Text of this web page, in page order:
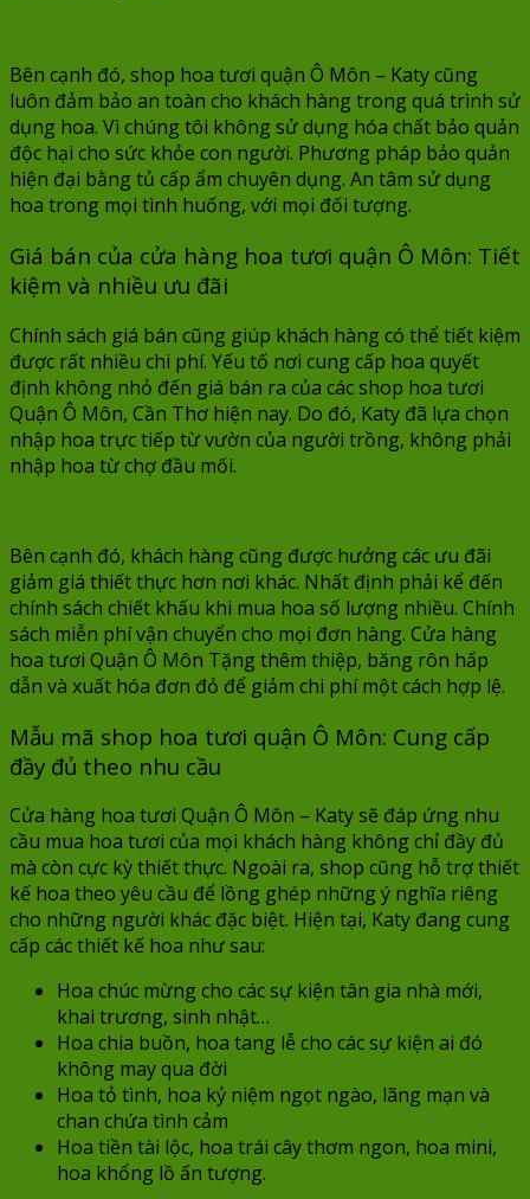
Bên cạnh đó, shop hoa tươi quận Ô Môn – Katy cũng
luôn đảm bảo an toàn cho khách hàng trong quá trình sử
dụng hoa. Vì chúng tôi không sử dụng hóa chất bảo quản
độc hại cho sức khỏe con người. Phương pháp bảo quản
hiện đại bằng tủ cấp ẩm chuyên dụng. An tâm sử dụng
hoa trong mọi tình huống, với mọi đối tượng.
Giá bán của cửa hàng hoa tươi quận Ô Môn: Tiết
kiệm và nhiều ưu đãi
Chính sách giá bán cũng giúp khách hàng có thể tiết kiệm
được rất nhiều chi phí. Yếu tố nơi cung cấp hoa quyết
định không nhỏ đến giá bán ra của các shop hoa tươi
Quận Ô Môn, Cần Thơ hiện nay. Do đó, Katy đã lựa chọn
nhập hoa trực tiếp từ vườn của người trồng, không phải
nhập hoa từ chợ đầu mối.
Bên cạnh đó, khách hàng cũng được hưởng các ưu đãi
giảm giá thiết thực hơn nơi khác. Nhất định phải kể đến
chính sách chiết khấu khi mua hoa số lượng nhiều. Chính
sách miễn phí vận chuyển cho mọi đơn hàng. Cửa hàng
hoa tươi Quận Ô Môn Tặng thêm thiệp, băng rôn hấp
dẫn và xuất hóa đơn đỏ để giảm chi phí một cách hợp lệ.
Mẫu mã shop hoa tươi quận Ô Môn: Cung cấp
đầy đủ theo nhu cầu
Cửa hàng hoa tươi Quận Ô Môn – Katy sẽ đáp ứng nhu
cầu mua hoa tươi của mọi khách hàng không chỉ đầy đủ
mà còn cực kỳ thiết thực. Ngoài ra, shop cũng hỗ trợ thiết
kế hoa theo yêu cầu để lồng ghép những ý nghĩa riêng
cho những người khác đặc biệt. Hiện tại, Katy đang cung
cấp các thiết kế hoa như sau:
Hoa chúc mừng cho các sự kiện tân gia nhà mới,
khai trương, sinh nhật…
Hoa chia buồn, hoa tang lễ cho các sự kiện ai đó
không may qua đời
Hoa tỏ tình, hoa kỷ niệm ngọt ngào, lãng mạn và
chan chứa tình cảm
Hoa tiền tài lộc, hoa trái cây thơm ngon, hoa mini,
hoa khổng lồ ấn tượng.